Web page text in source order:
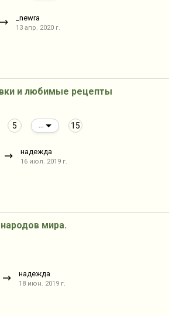
_newra
13 апр. 2020 г.
и любимые рецепты
5 15
надежда
16 июл. 2019 г.
мира.
надежда
18 июн. 2019 г.